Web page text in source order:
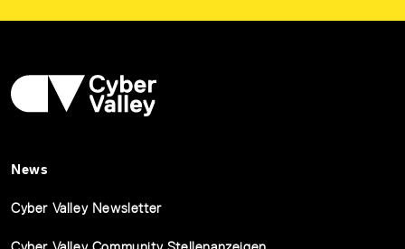
News
Cyber Valley Newsletter